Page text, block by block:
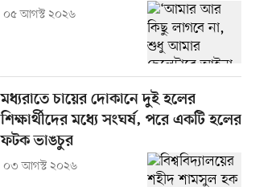
০৫ আগস্ট ২০২৬
মধ্যরাতে চায়ের দোকানে দুই হলের
শিক্ষার্থীদের মধ্যে সংঘর্ষ, পরে একটি হলের
ফটক ভাঙচুর
০৩ আগস্ট ২০২৬